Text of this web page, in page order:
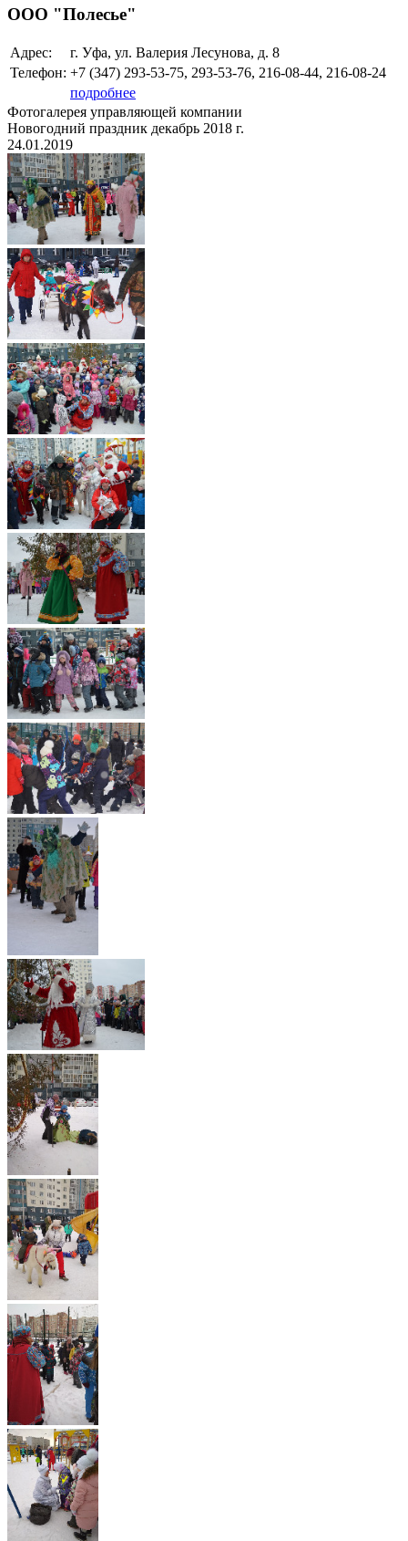
ООО "Полесье"
Адрес:
г. Уфа, ул. Валерия Лесунова, д. 8
Телефон: +7 (347) 293-53-75, 293-53-76, 216-08-44, 216-08-24
подробнее
Фотогалерея управляющей компании
Новогодний праздник декабрь 2018 г.
24.01.2019